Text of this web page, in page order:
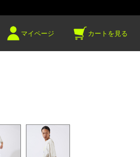
マイページ カートを見る